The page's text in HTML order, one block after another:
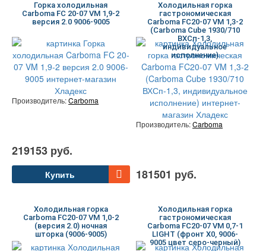
Горка холодильная
Carboma FC 20-07 VM 1,9-2
версия 2.0 9006-9005
Производитель:Carboma
219153 руб.
Купить
Холодильная горка
гастрономическая
Carboma FC20-07 VM 1,3-2
(Carboma Cube 1930/710
ВХСп-1,3,
индивидуальное
исполнение)
Производитель:Carboma
181501 руб.
Холодильная горка
Carboma FC20-07 VM 1,0-2
(версия 2.0) ночная
шторка (9006-9005)
Холодильная горка
гастрономическая
Carboma FC20-07 VM 0,7-1
LIGHT (фронт X0, 9006-
9005 цвет серо-черный)